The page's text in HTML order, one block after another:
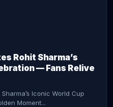
Rohit Sharma’s
— Fans Relive
Iconic World Cup
Moment...